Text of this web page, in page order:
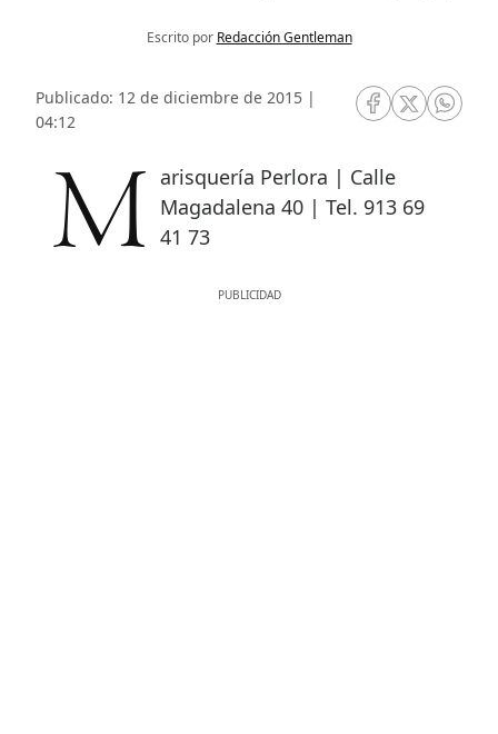
Escrito por Redacción Gentleman
Publicado: 12 de diciembre de 2015 |
04:12
RRSS Facebook
RRSSRRSS
Marisquería Perlora | Calle
Magadalena 40 | Tel. 913 69
41 73